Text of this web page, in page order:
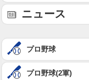
ニュース
プロ野球
プロ野球(2軍)